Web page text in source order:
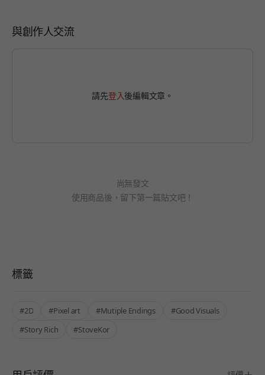
與創作人交流
請先登入後編輯文章。
尚無發文
使用商品後，留下第一篇貼文吧！
標籤
#2D #Pixel art #Mutiple Endings
#Good Visuals
#Story Rich
#StoveKor